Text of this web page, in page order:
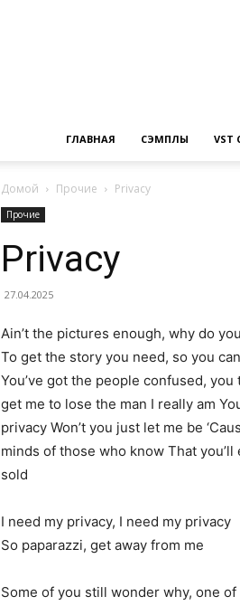
ГЛАВНАЯ СЭМПЛЫ VST
Домой Прочие Privacy
Прочие
Privacy
27.04.2025
Ain’t the pictures enough, why do
To get the story you need, so you
You’ve got the people confused,
get me to lose the man I really am
privacy Won’t you just let me be
minds of those who know That
sold
I need my privacy, I need my privacy
So paparazzi, get away from me
Some of you still wonder why, one